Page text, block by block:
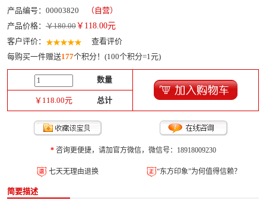
产品编号：00003820
（自营）
产品价格： ￥180.00 ￥ 118.00元
客户评价：
查看评价
每购买一件赠送177个积分！(100个积分=1元)
数量
￥ 118.00元 总计
*咨询更便捷，请加官方微信，微信号：18918009230
七天无理由退换 “东方印象”为何值得信赖？
简要描述